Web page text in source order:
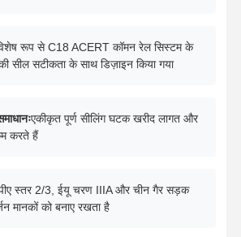
रूप से C18 ACERT कॉमन रेल सिस्टम के
सील सटीकता के साथ डिज़ाइन किया गया
एकीकृत पूर्ण सीलिंग घटक खरीद लागत और
करते हैं
स्तर 2/3, ईयू चरण IIIA और चीन गैर सड़क
मानकों को बनाए रखता है